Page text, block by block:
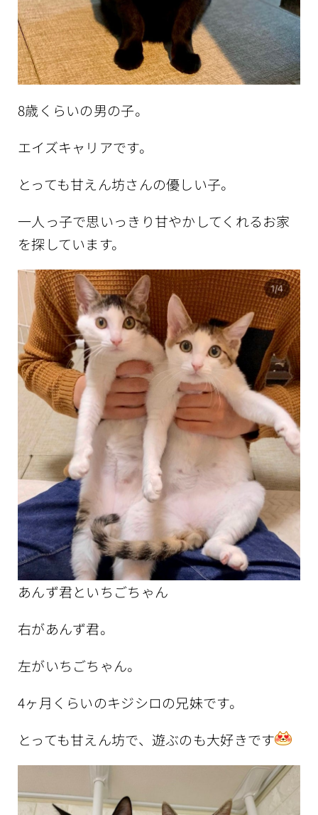
8歳くらいの男の子。
エイズキャリアです。
とっても甘えん坊さんの優しい子。
一人っ子で思いっきり甘やかしてくれるお家
を探しています。
あんず君といちごちゃん
右があんず君。
左がいちごちゃん。
4ヶ月くらいのキジシロの兄妹です。
とっても甘えん坊で、遊ぶのも大好きです